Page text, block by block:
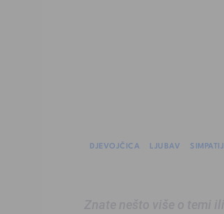
DJEVOJČICA LJUBAV
Znate nešto više o temi